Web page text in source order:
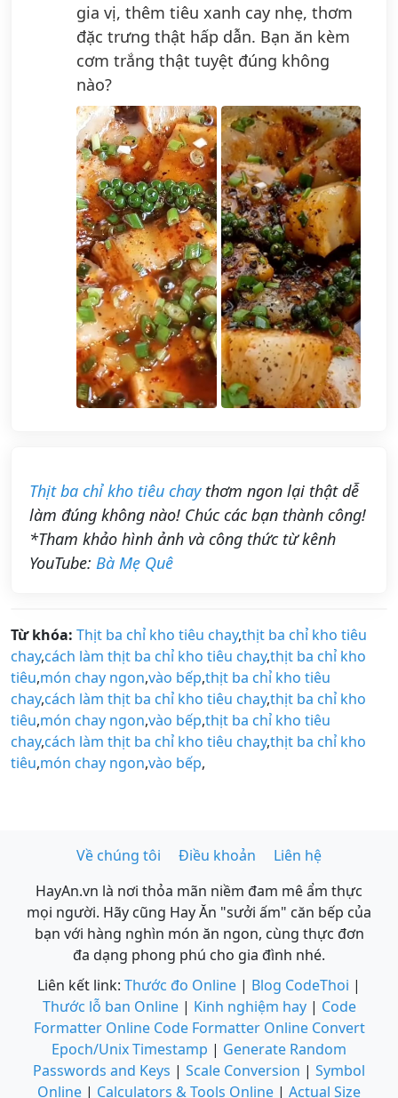
gia vị, thêm tiêu xanh cay nhẹ, thơm
đặc trưng thật hấp dẫn. Bạn ăn kèm
cơm trắng thật tuyệt đúng không
nào?
Thịt ba chỉ kho tiêu chaythơm ngon lại thật dễ
làm đúng không nào! Chúc các bạn thành công!
*Tham khảo hình ảnh và công thức từ kênh
YouTube: Bà Mẹ Quê
Từ khóa: Thịt ba chỉ kho tiêu chay,thịt ba chỉ kho tiêu
chay,cách làm thịt ba chỉ kho tiêu chay,thịt ba chỉ kho
tiêu,món chay ngon,vào bếp,thịt ba chỉ kho tiêu
chay,cách làm thịt ba chỉ kho tiêu chay,thịt ba chỉ kho
tiêu,món chay ngon,vào bếp,thịt ba chỉ kho tiêu
chay,cách làm thịt ba chỉ kho tiêu chay,thịt ba chỉ kho
tiêu,món chay ngon,vào bếp,
Về chúng tôi Điều khoản
Liên hệ
HayAn.vn là nơi thỏa mãn niềm đam mê ẩm thực
mọi người. Hãy cũng Hay Ăn "sưởi ấm" căn bếp của
bạn với hàng nghìn món ăn ngon, cùng thực đơn
đa dạng phong phú cho gia đình nhé.
Liên kết link: Thước đo Online | Blog CodeThoi |
Thước lỗ ban Online| Kinh nghiệm hay| Code
Formatter Online Code Formatter Online Convert
Epoch/Unix Timestamp | Generate Random
Passwords and Keys | Scale Conversion | Symbol
Online | Calculators & Tools Online | Actual Size